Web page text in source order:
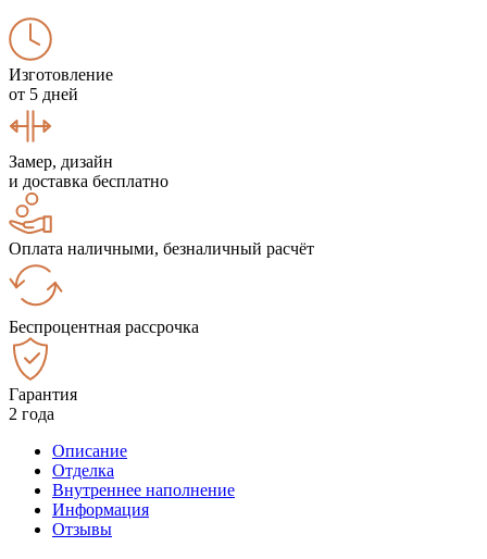
Изготовление
от 5 дней
Замер, дизайн
и доставка бесплатно
Оплата наличными, безналичный расчёт
Беспроцентная рассрочка
Гарантия
2 года
Описание
Отделка
Внутреннее наполнение
Информация
Отзывы